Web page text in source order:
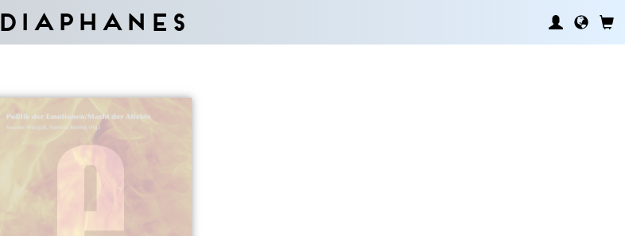
Diaphanes